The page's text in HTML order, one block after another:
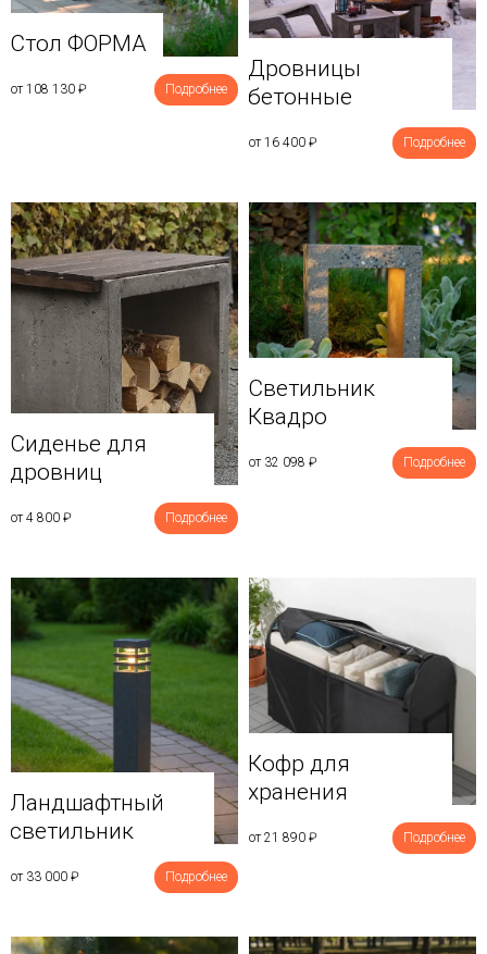
Стол ФОРМА
от 108 130 ₽ Подробнее
Дровницы
бетонные
от 16 400 ₽ Подробнее
Сиденье для
дровниц
от 4 800 ₽ Подробнее
Светильник
Квадро
от 32 098 ₽ Подробнее
Ландшафтный
светильник
от 33 000 ₽ Подробнее
Кофр для
хранения
от 21 890 ₽ Подробнее